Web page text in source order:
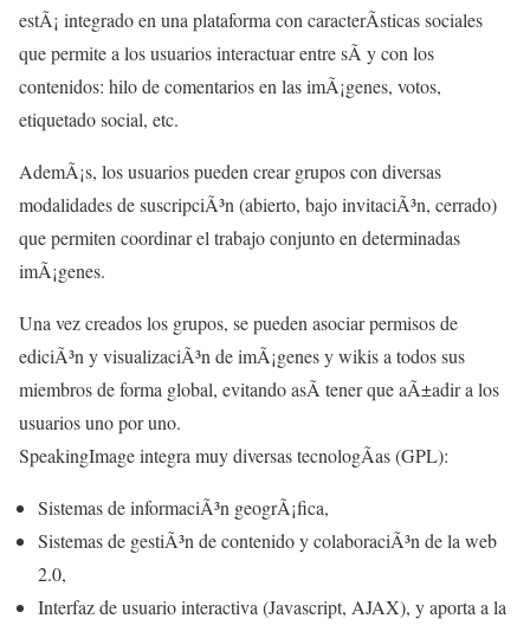
estÃ¡ integrado en una plataforma con caracterÃ­sticas sociales
que permite a los usuarios interactuar entre sÃ­ y con los
contenidos: hilo de comentarios en las imÃ¡genes, votos,
etiquetado social, etc.
AdemÃ¡s, los usuarios pueden crear grupos con diversas
modalidades de suscripciÃ³n (abierto, bajo invitaciÃ³n, cerrado)
que permiten coordinar el trabajo conjunto en determinadas
imÃ¡genes.
Una vez creados los grupos, se pueden asociar permisos de
ediciÃ³n y visualizaciÃ³n de imÃ¡genes y wikis a todos sus
miembros de forma global, evitando asÃ­ tener que aÃ±adir a los
usuarios uno por uno.
SpeakingImage integra muy diversas tecnologÃ­as (GPL):
Sistemas de informaciÃ³n geogrÃ¡fica,
Sistemas de gestiÃ³n de contenido y colaboraciÃ³n de la web
2.0,
Interfaz de usuario interactiva (Javascript, AJAX), y aporta a la